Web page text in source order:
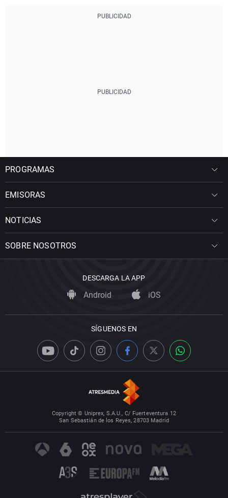
PROGRAMAS
EMISORAS
NOTICIAS
SOBRE NOSOTROS
DESCARGA LA APP
Android iOS
SÍGUENOS EN
Copyright © Uniprex, S.A.U., C/ Fuerteventura 12
San Sebastián de los Reyes, 28703 Madrid